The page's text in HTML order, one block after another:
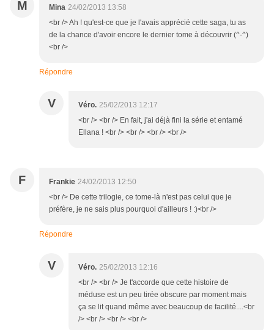
M Mina 24/02/2013 13:58
<br /> Ah ! qu'est-ce que je l'avais apprécié cette saga, tu as
de la chance d'avoir encore le dernier tome à découvrir (^-^)
<br />
Répondre
V Véro. 25/02/2013 12:17
<br /> <br /> En fait, j'ai déjà fini la série et entamé
Ellana ! <br /> <br /> <br /> <br />
F Frankie 24/02/2013 12:50
<br /> De cette trilogie, ce tome-là n'est pas celui que je
préfère, je ne sais plus pourquoi d'ailleurs ! :)<br />
Répondre
V Véro. 25/02/2013 12:16
<br /> <br /> Je t'accorde que cette histoire de
méduse est un peu tirée obscure par moment mais
ça se lit quand même avec beaucoup de facilité....<br
/> <br /> <br /> <br />